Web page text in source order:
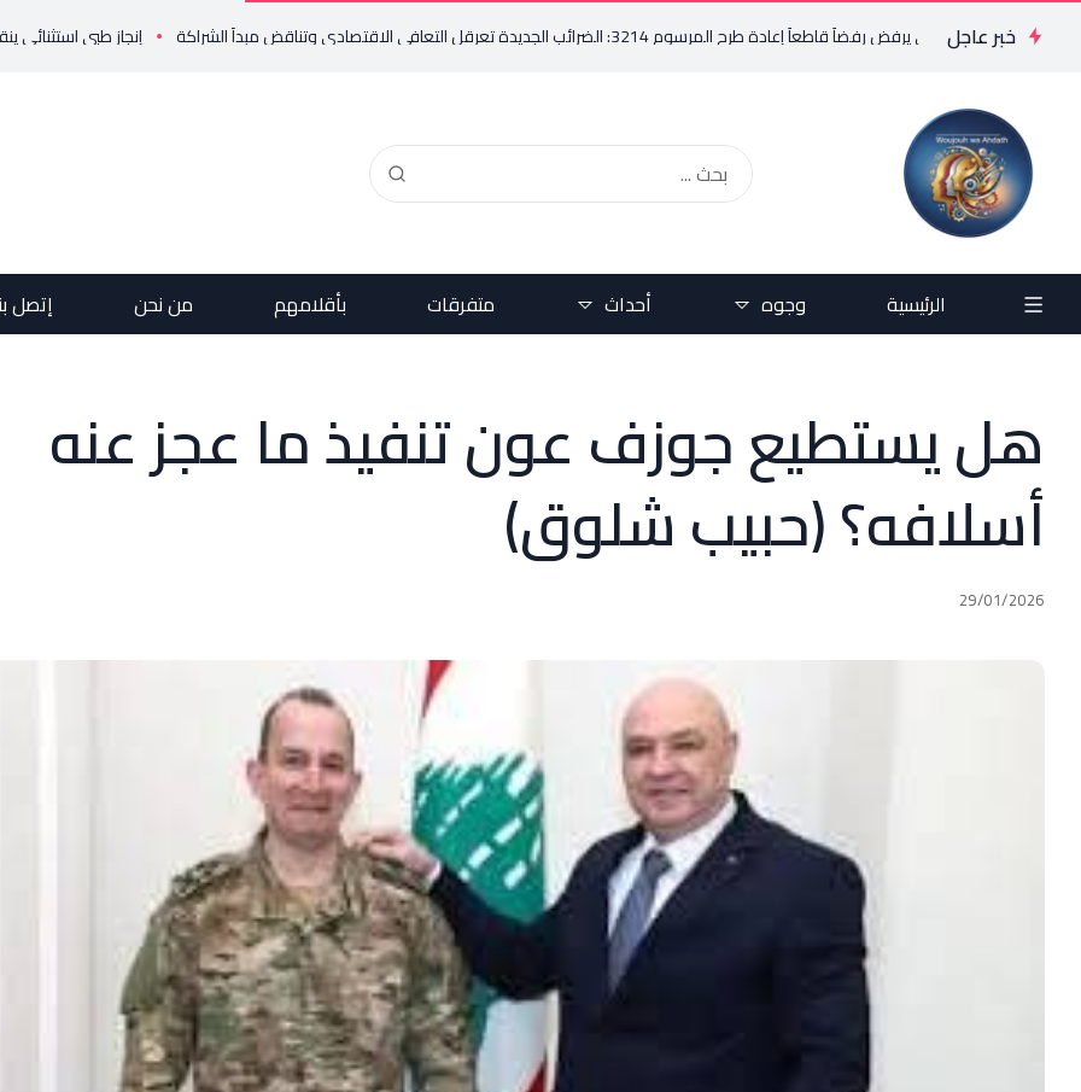
خبر عاجل
فريد البستاني يرفض رفضاً قاطعاً إعادة طرح المرسوم 3214: الضرائب الجديدة تعرقل التعافي الاقتصادي وتناقض مبدأ الشراكة إنجاز طبي استثنائي ينقذ حياة
الرئيسية وجوه أحداث متفرقات بأقلامهم من نحن إتصل
هل يستطيع جوزف عون تنفيذ ما عجز عنه
أسلافه؟ (حبيب شلوق)
29/01/2026